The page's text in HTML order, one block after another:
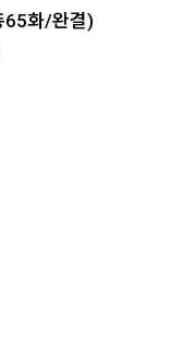
65화/완결)